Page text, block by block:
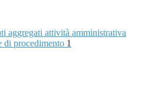
aggregati attività amministrativa
di procedimento 1